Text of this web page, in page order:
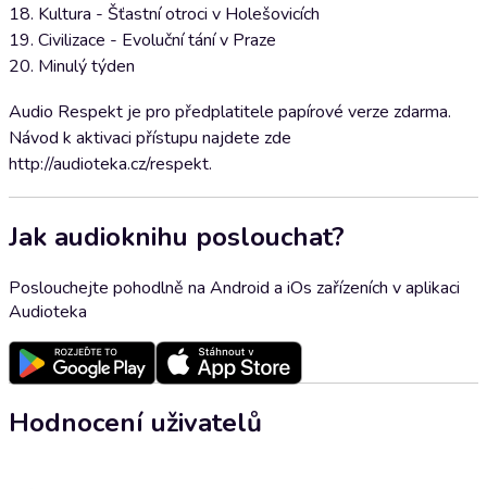
18. Kultura - Šťastní otroci v Holešovicích
19. Civilizace - Evoluční tání v Praze
20. Minulý týden
Audio Respekt je pro předplatitele papírové verze zdarma.
Návod k aktivaci přístupu najdete zde
http://audioteka.cz/respekt.
Jak audioknihu poslouchat?
Poslouchejte pohodlně na Android a iOs zařízeních v aplikaci
Audioteka
Hodnocení uživatelů